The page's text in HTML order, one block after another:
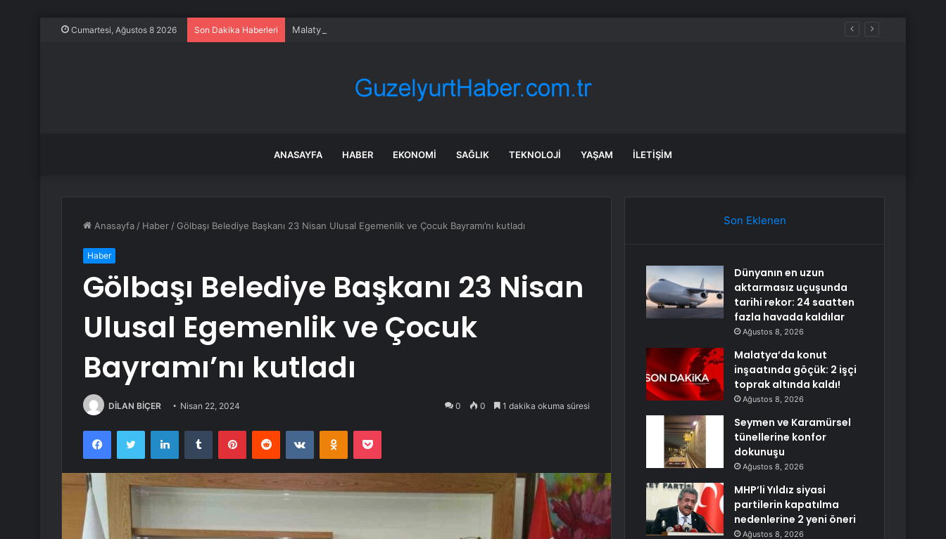
Cumartesi, Ağustos 8 2026 Son Dakika Haberleri Malatya’da konut inşaatında göçük: 2 işçi toprak altında kaldı!
ANASAYFA HABER EKONOMI SAĞLIK TEKNOLOJI YAŞAM İLETIŞIM
Anasayfa / Haber / Gölbaşı Belediye Başkanı 23 Nisan Ulusal Egemenlik ve Çocuk Bayramı’nı kutladı
Haber
Gölbaşı Belediye Başkanı 23 Nisan
Ulusal Egemenlik ve Çocuk
Bayramı’nı kutladı
DİLAN BİÇER Nisan 22, 2024 0 0 1 dakika okuma süresi
FacebookTwitter LinkedInTumblr PinterestReddit VKontakteOdnoklassniki
Pocket
Son Eklenen
Dünyanın en uzun
aktarmasız uçuşunda
tarihi rekor: 24 saatten
fazla havada kaldılar
Ağustos 8, 2026
Malatya’da konut
inşaatında göçük: 2 işçi
toprak altında kaldı!
Ağustos 8, 2026
Seymen ve Karamürsel
tünellerine konfor
dokunuşu
Ağustos 8, 2026
MHP’li Yıldız siyasi
partilerin kapatılma
nedenlerine 2 yeni öneri
Ağustos 8, 2026